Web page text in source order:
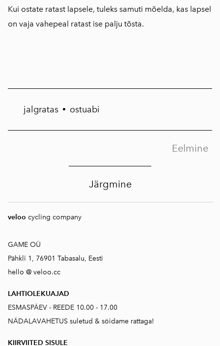
Kui ostate ratast lapsele, tuleks samuti mõelda, kas lapsel
on vaja vahepeal ratast ise palju tõsta.
jalgratas • ostuabi
Eelmine
Järgmine
veloo cycling company
GAME OÜ
Pähkli 1, 76901 Tabasalu, Eesti
hello @ veloo.cc
LAHTIOLEKUAJAD
ESMASPÄEV - REEDE 10.00 - 17.00
NÄDALAVAHETUS suletud & söidame rattaga!
KIIRVIITED SISULE